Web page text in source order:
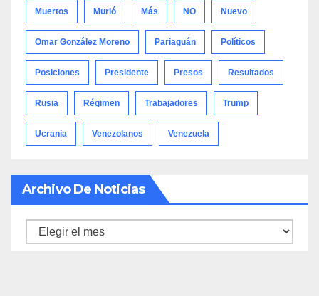
Muertos Murió Más NO Nuevo
Omar González Moreno Pariaguán Políticos
Posiciones Presidente Presos Resultados
Rusia Régimen Trabajadores Trump
Ucrania Venezolanos Venezuela
Archivo De Noticias
Archivo